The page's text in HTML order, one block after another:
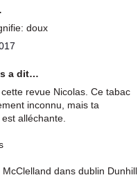
doux
a dit…
revue Nicolas. Ce tabac
inconnu, mais ta
alléchante.
McClelland dans dublin Dunhill